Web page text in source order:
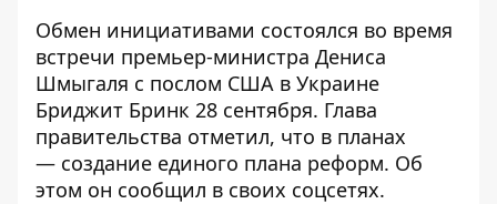
Обмен инициативами состоялся во время
встречи премьер-министра Дениса
Шмыгаля с послом США в Украине
Бриджит Бринк 28 сентября. Глава
правительства отметил, что в планах
— создание единого плана реформ. Об
этом он сообщил в своих соцсетях.